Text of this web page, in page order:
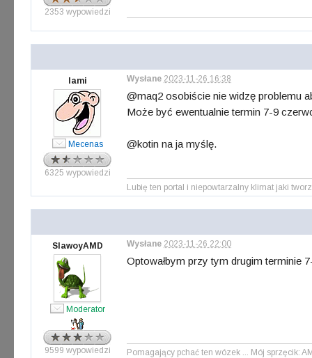
2353 wypowiedzi
lami
Mecenas
6325 wypowiedzi
Wysłane 2023-11-26 16:38
@maq2 osobiście nie widzę problemu
Może być ewentualnie termin 7-9
@kotin na ja myślę.
Lubię ten portal i niepowtarzalny klimat jaki
SlawoyAMD
Moderator
9599 wypowiedzi
Wysłane 2023-11-26 22:00
Optowałbym przy tym drugim
Pomagający pchać ten wózek ... Mój sprzęcik: